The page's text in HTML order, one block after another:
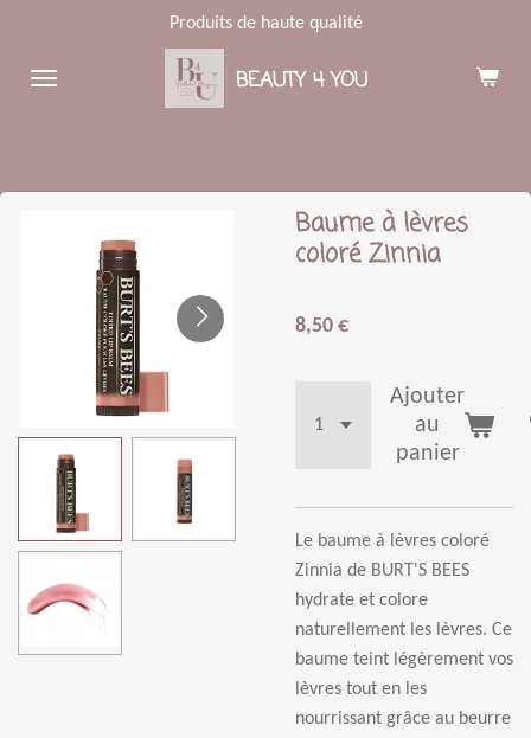
contenu
BEAUTY 4 YOU
Produits de haute qualité
Baume à lèvres
coloré Zinnia
8,50 €
Ajouter
au
panier
Le baume à èvres coloré
Zinnia de BURT'S BEES
hydrate et colore
naturellement les l èvres. Ce
baume teint l égèrement vos
èvres tout en les
nourrissant grâce au beurre